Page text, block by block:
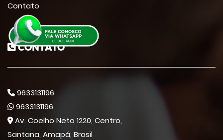
Contato
CONTATO
9633131196
9633131196
Av. Coelho Neto 1220, Centro,
Santana, Amapá, Brasil